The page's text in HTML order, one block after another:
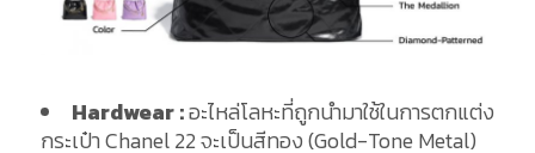
Hardwear :อะไหล่โลหะที่ถูกนำมาใช้ในการตกแต่ง
กระเป๋า Chanel 22 จะเป็นสีทอง (Gold-Tone Metal)